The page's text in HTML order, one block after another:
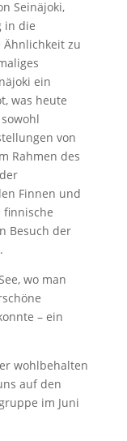
Seinäjoki,
in die
Ähnlichkeit zu
ein
was heute
von
Rahmen des
Finnen und
finnische
Besuch der
wo man
– ein
wohlbehalten
auf den
im Juni